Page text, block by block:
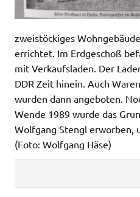
zweistöckiges
errichtet. Im Erdgeschoß
mit Verkaufsladen. Der
DDR Zeit hinein. Auch
wurden dann angeboten.
Wende 1989 wurde das
Wolfgang Stengl erworben,
(Foto: Wolfgang Häse)